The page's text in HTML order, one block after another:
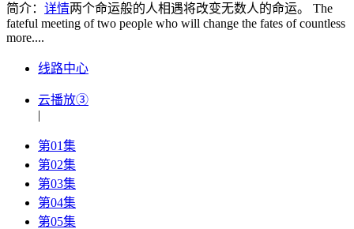
简介： 详情两个命运般的人相遇将改变无数人的命运。 The
fateful meeting of two people who will change the fates of countless
more....
线路中心
云播放③
|
第01集
第02集
第03集
第04集
第05集